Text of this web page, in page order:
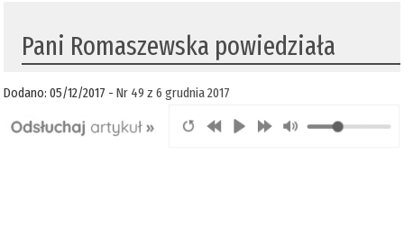
Pani Romaszewska powiedziała
Dodano: 05/12/2017 -Nr 49 z 6 grudnia 2017